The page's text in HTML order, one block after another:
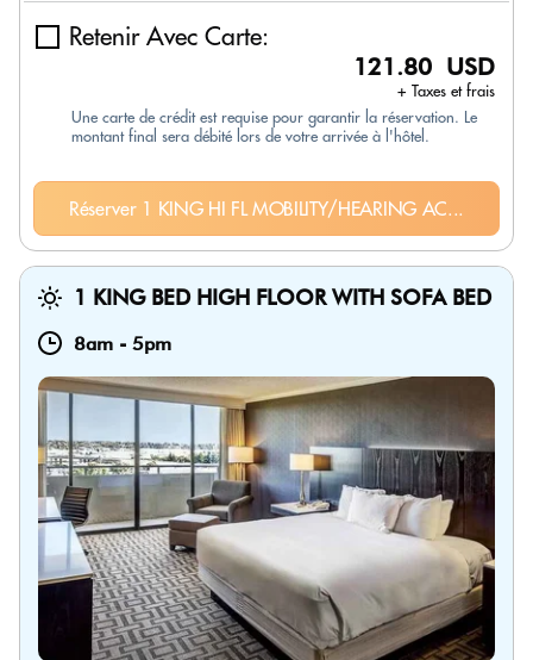
Retenir Avec Carte:
121.80 USD
+ Taxes et frais
Une carte de crédit est requise pour garantir la réservation. Le
montant final sera débité lors de votre arrivée à l'hôtel.
Réserver 1 KING HI FL MOBILITY/HEARING AC...
1 KING BED HIGH FLOOR WITH SOFA BED
8am - 5pm